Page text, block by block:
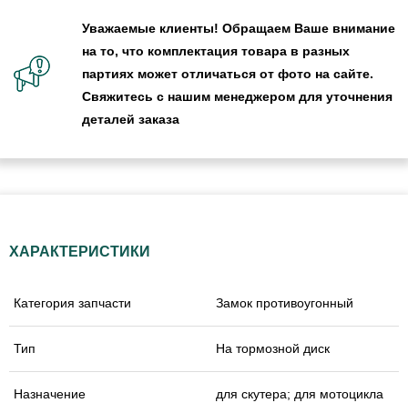
Уважаемые клиенты! Обращаем Ваше внимание
на то, что комплектация товара в разных
партиях может отличаться от фото на сайте.
Свяжитесь с нашим менеджером для уточнения
деталей заказа
ХАРАКТЕРИСТИКИ
Категория запчасти Замок противоугонный
Тип На тормозной диск
Назначение для скутера; для мотоцикла